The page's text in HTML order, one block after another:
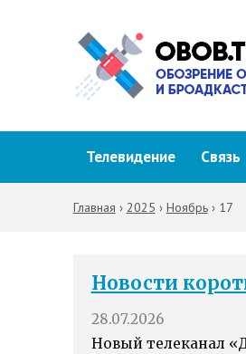
Телевидение Связь
Главная › 2025 › Ноябрь› 17
Новости
28.07.2026
Новый телеканал